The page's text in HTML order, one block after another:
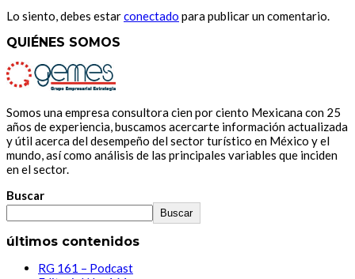
Lo siento, debes estarconectado para publicar un comentario.
QUIÉNES SOMOS
Somos una empresa consultora cien por ciento Mexicana con 25
años de experiencia, buscamos acercarte información actualizada
y útil acerca del desempeño del sector turístico en México y el
mundo, así como análisis de las principales variables que inciden
en el sector.
Buscar
Buscar
últimos contenidos
RG 161 – Podcast